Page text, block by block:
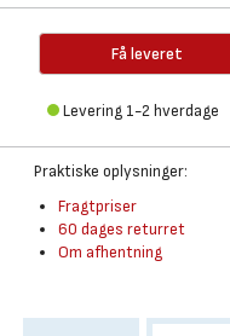
Få leveret
Levering 1-2 hverdage
Praktiske oplysninger:
Fragtpriser
60 dages returret
Om afhentning